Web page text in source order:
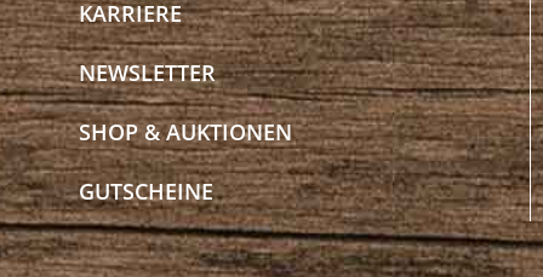
KARRIERE
NEWSLETTER
SHOP & AUKTIONEN
GUTSCHEINE